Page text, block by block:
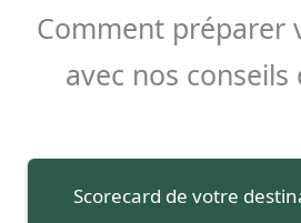
Comment préparer
avec nos conseils
Scorecard de votre